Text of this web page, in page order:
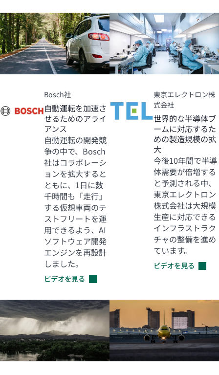
Bosch社
自動運転を加速さ
せるためのアライ
アンス
自動運転の開発競
争の中で、Bosch
社はコラボレーシ
ョンを拡大すると
ともに、1日に数
千時間も「走行」
する仮想車両のテ
ストフリートを運
用できるよう、AI
ソフトウェア開発
エンジンを再設計
しました。
ビデオを見る
東京エレクトロン株
式会社
世界的な半導体ブ
ームに対応するた
めの製造規模の拡
大
今後10年間で半導
体需要が倍増する
と予測される中、
東京エレクトロン
株式会社は大規模
生産に対応できる
インフラストラク
チャの整備を進め
ています。
ビデオを見る